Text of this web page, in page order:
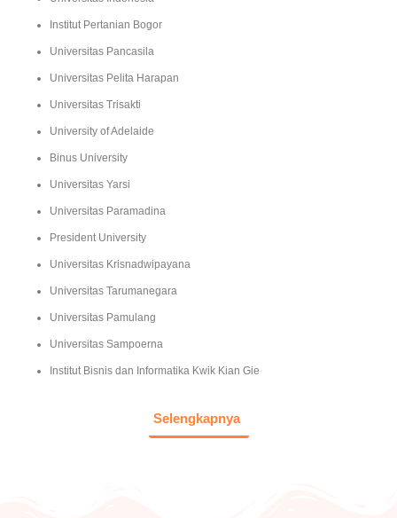
Institut Pertanian Bogor
Universitas Pancasila
Universitas Pelita Harapan
Universitas Trisakti
University of Adelaide
Binus University
Universitas Yarsi
Universitas Paramadina
President University
Universitas Krisnadwipayana
Universitas Tarumanegara
Universitas Pamulang
Universitas Sampoerna
Institut Bisnis dan Informatika Kwik Kian Gie
Selengkapnya